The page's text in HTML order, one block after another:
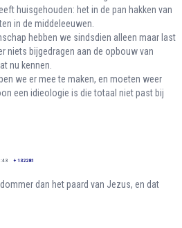
huisgehouden: het in de pan hakken van
in de middeleeuwen.
hebben we sindsdien alleen maar last
niets bijgedragen aan de opbouw van
nu kennen.
we er mee te maken, en moeten weer
een idieologie is die totaal niet past bij
+ 132281
dan het paard van Jezus, en dat